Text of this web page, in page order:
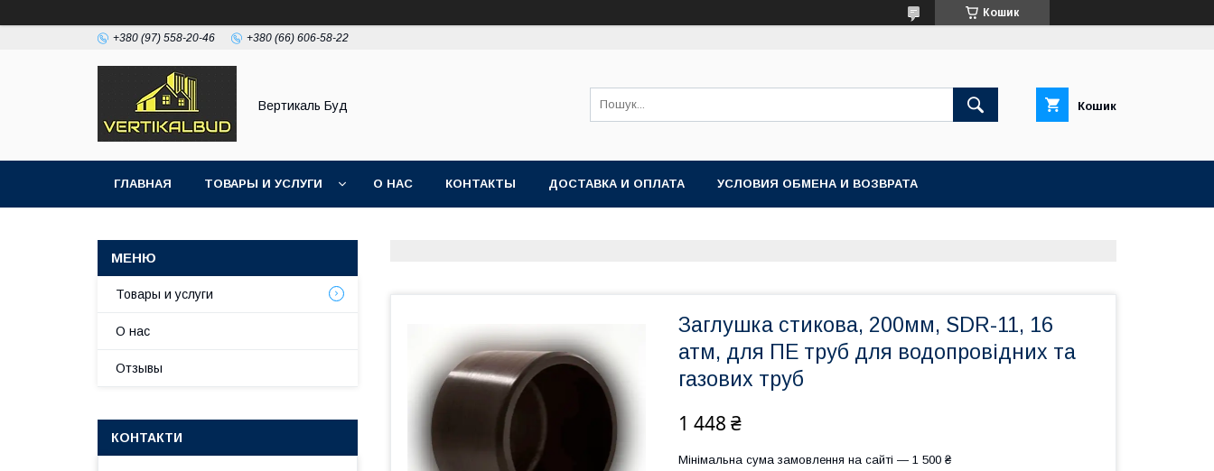
Кошик
+380 (97) 558-20-46 +380 (66) 606-58-22
Вертикаль Буд Кошик
ГЛАВНАЯ ТОВАРЫ И УСЛУГИ О НАС КОНТАКТЫ ДОСТАВКА И ОПЛАТА УСЛОВИЯ ОБМЕНА И ВОЗВРАТА
Заглушка стикова, 200мм, SDR-11, 16
атм, для ПЕ труб для водопровідних та
газових труб
1 448 ₴
Мінімальна сума замовлення на сайті — 1 500 ₴
Товары и услуги
О нас
Отзывы
КОНТАКТИ